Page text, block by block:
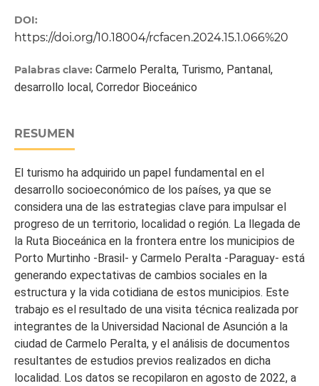
DOI:
https://doi.org/10.18004/rcfacen.2024.15.1.066%20
Palabras clave: Carmelo Peralta, Turismo, Pantanal,
desarrollo local, Corredor Bioceánico
RESUMEN
El turismo ha adquirido un papel fundamental en el
desarrollo socioeconómico de los países, ya que se
considera una de las estrategias clave para impulsar el
progreso de un territorio, localidad o región. La llegada de
la Ruta Bioceánica en la frontera entre los municipios de
Porto Murtinho -Brasil- y Carmelo Peralta -Paraguay- está
generando expectativas de cambios sociales en la
estructura y la vida cotidiana de estos municipios. Este
trabajo es el resultado de una visita técnica realizada por
integrantes de la Universidad Nacional de Asunción a la
ciudad de Carmelo Peralta, y el análisis de documentos
resultantes de estudios previos realizados en dicha
localidad. Los datos se recopilaron en agosto de 2022, a